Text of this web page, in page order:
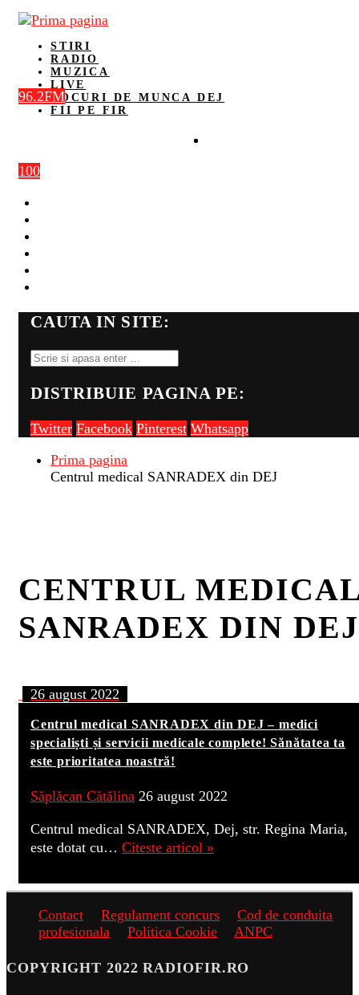
STIRI
RADIO
MUZICA
LIVE
LOCURI DE MUNCA DEJ
FII PE FIR
100
96.2FM
CAUTA IN SITE:
DISTRIBUIE PAGINA PE:
Twitter Facebook Pinterest Whatsapp
Prima pagina
Centrul medical SANRADEX din DEJ
CENTRUL
SANRADEX DIN DEJ
26 august 2022
Centrul medical SANRADEX din DEJ – medici
specialiști și servicii medicale complete! Sănătatea ta
este prioritatea noastră!
Săplăcan Cătălina 26 august 2022
Centrul medical SANRADEX, Dej, str. Regina Maria,
este dotat cu… Citeste articol »
Contact Regulament concurs
Cod de conduita
profesionala
Politica Cookie ANPC
COPYRIGHT 2022 RADIOFIR.RO